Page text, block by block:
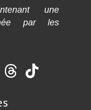
une
par les